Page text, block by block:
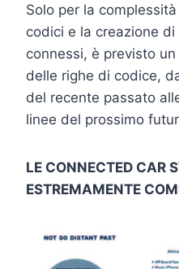
Solo per la
codici e la creazione
connessi, è previsto
delle righe di codice,
del recente passato
linee del prossimo
LE CONNECTED CAR
ESTREMAMENTE